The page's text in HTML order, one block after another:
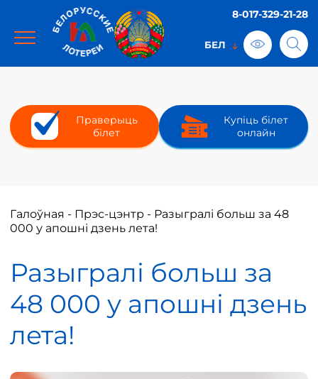
8-017-329-21-28
Праверыць
білет
Купіць білет
онлайн
Галоўная - Прэс-цэнтр - Разыгралі больш за 48
000 у апошні дзень лета!
Разыгралі больш за
48 000 у апошні дзень
лета!